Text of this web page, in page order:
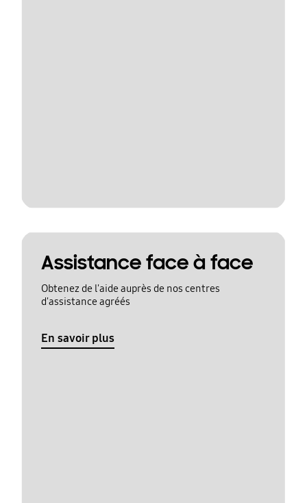
Assistance face à face
Obtenez de l'aide auprès de nos centres
d'assistance agréés
En savoir plus